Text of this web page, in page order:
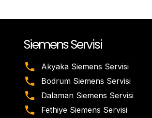
Siemens Servisi
Akyaka Siemens Servisi
Bodrum Siemens Servisi
Dalaman Siemens Servisi
Fethiye Siemens Servisi